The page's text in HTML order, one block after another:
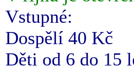
Vstupné:
Dospělí 40 Kč
Děti od 6 do 15